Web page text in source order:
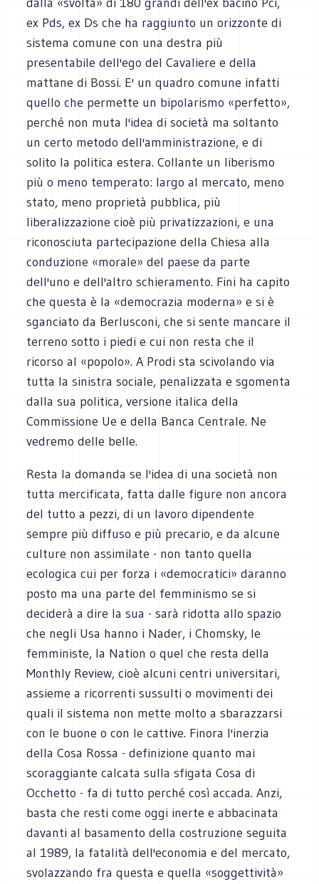
ex Pds, ex Ds che ha raggiunto un orizzonte di
sistema comune con una destra più
presentabile dell'ego del Cavaliere e della
mattane di Bossi. E' un quadro comune infatti
quello che permette un bipolarismo «perfetto»,
perché non muta l'idea di società ma soltanto
un certo metodo dell'amministrazione, e di
solito la politica estera. Collante un liberismo
più o meno temperato: largo al mercato, meno
stato, meno proprietà pubblica, più
liberalizzazione cioè più privatizzazioni, e una
riconosciuta partecipazione della Chiesa alla
conduzione «morale» del paese da parte
dell'uno e dell'altro schieramento. Fini ha capito
che questa è la «democrazia moderna» e si è
sganciato da Berlusconi, che si sente mancare il
terreno sotto i piedi e cui non resta che il
ricorso al «popolo». A Prodi sta scivolando via
tutta la sinistra sociale, penalizzata e sgomenta
dalla sua politica, versione italica della
Commissione Ue e della Banca Centrale. Ne
vedremo delle belle.
Resta la domanda se l'idea di una società non
tutta mercificata, fatta dalle figure non ancora
del tutto a pezzi, di un lavoro dipendente
sempre più diffuso e più precario, e da alcune
culture non assimilate - non tanto quella
ecologica cui per forza i «democratici» daranno
posto ma una parte del femminismo se si
deciderà a dire la sua - sarà ridotta allo spazio
che negli Usa hanno i Nader, i Chomsky, le
femministe, la Nation o quel che resta della
Monthly Review, cioè alcuni centri universitari,
assieme a ricorrenti sussulti o movimenti dei
quali il sistema non mette molto a sbarazzarsi
con le buone o con le cattive. Finora l'inerzia
della Cosa Rossa - definizione quanto mai
scoraggiante calcata sulla sfigata Cosa di
Occhetto - fa di tutto perché così accada. Anzi,
basta che resti come oggi inerte e abbacinata
davanti al basamento della costruzione seguita
al 1989, la fatalità dell'economia e del mercato,
svolazzando fra questa e quella «soggettività»